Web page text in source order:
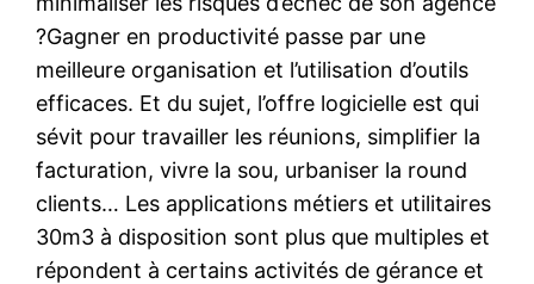
?Gagner en productivité passe par une
meilleure organisation et l’utilisation d’outils
efficaces. Et du sujet, l’offre logicielle est qui
sévit pour travailler les réunions, simplifier la
facturation, vivre la sou, urbaniser la round
clients… Les applications métiers et utilitaires
30m3 à disposition sont plus que multiples et
répondent à certains activités de gérance et